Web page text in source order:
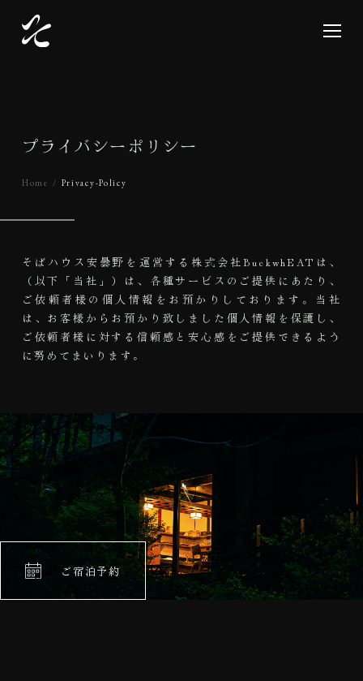
ご宿泊予約
プラ イ バ シーポ リ シー
Home Privacy-Policy
そばハウス安曇野を運営する株式会社BuckwhEATは、
（以下「当社」）は、各種サービスのご提供にあたり、
ご依頼者様の個人情報をお預かりしております。当社
は、お客様からお預かり致しました個人情報を保護し、
ご依頼者様に対する信頼感と安心感をご提供できるよう
に努めてまいります。